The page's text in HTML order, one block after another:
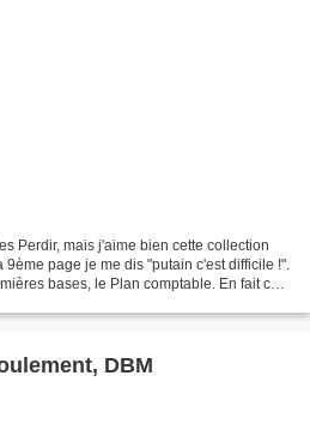
Perdir, mais j'aime bien cette collection
page je me dis "putain c'est difficile !".
bases, le Plan comptable. En fait ce
DBM